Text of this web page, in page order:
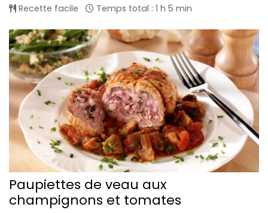
Recette facile Temps total : 1 h 5 min
Paupiettes de veau aux
champignons et tomates